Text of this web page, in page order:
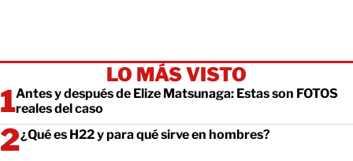
LO MÁS VISTO
Antes y después de Elize Matsunaga: Estas son FOTOS
reales del caso
¿Qué es H22 y para qué sirve en hombres?